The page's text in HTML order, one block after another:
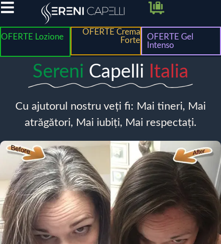
OFERTE Lozione
OFERTE Crema
Forte
OFERTE Gel
Intenso
Sereni Capelli Italia
Cu ajutorul nostru veți fi: Mai tineri, Mai
atrăgători, Mai iubiți, Mai respectați.